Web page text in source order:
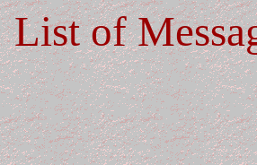
List of